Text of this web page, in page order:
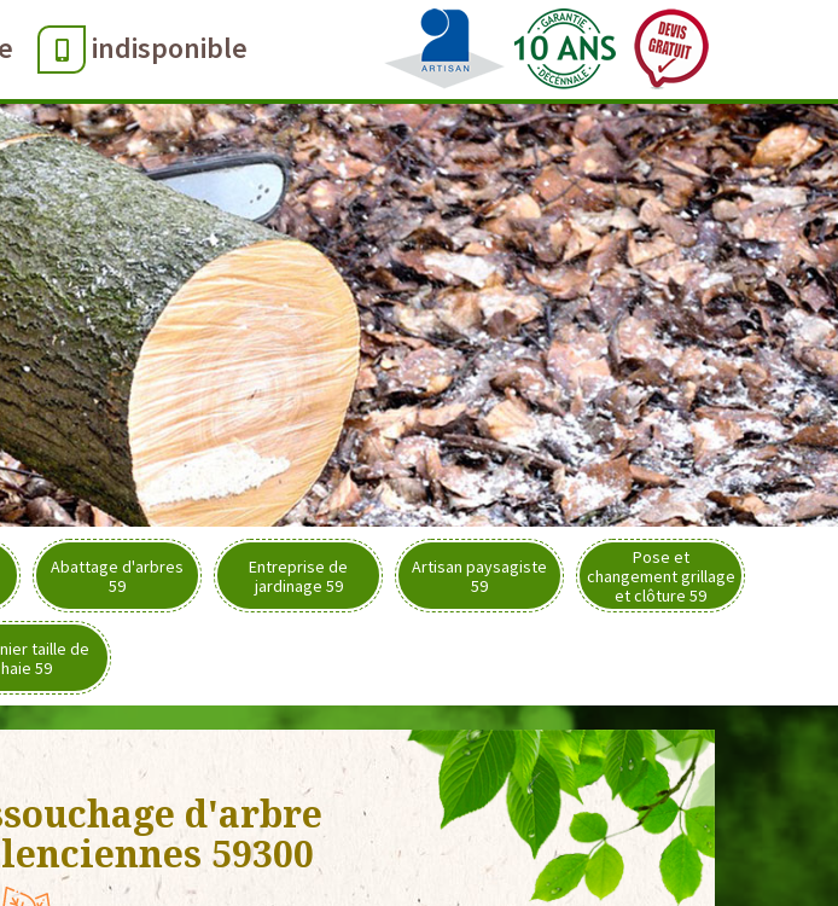
indisponible
Abattage d'arbres
59
Entreprise de
jardinage 59
Artisan paysagiste
59
Pose et
changement grillage
et clôture 59
taille de
haie 59
d'arbre
59300